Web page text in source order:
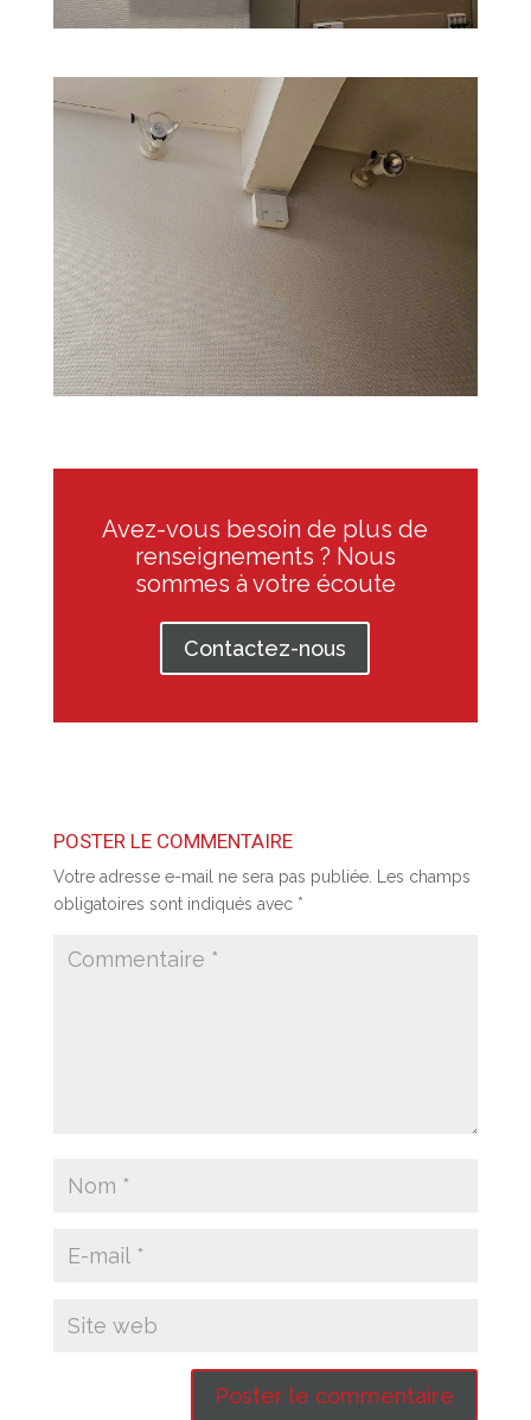
Avez-vous besoin de plus de
renseignements ? Nous
sommes à votre écoute
Contactez-nous
POSTER LE COMMENTAIRE
Votre adresse e-mail ne sera pas publiée.
Les champs
obligatoires sont indiqués avec *